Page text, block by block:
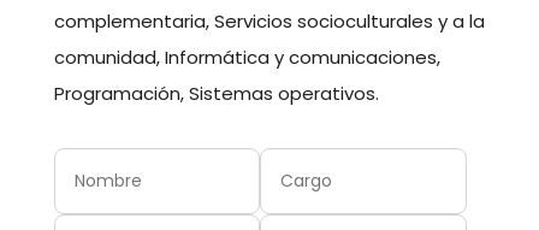
complementaria, Servicios socioculturales y a la
comunidad, Informática y comunicaciones,
Programación, Sistemas operativos.